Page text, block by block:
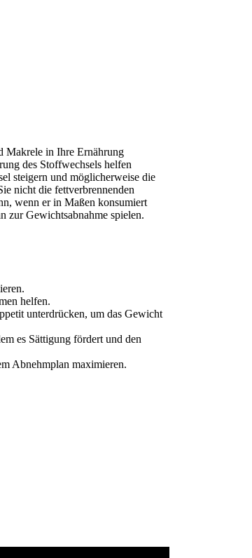
Makrele in Ihre Ernährung
des Stoffwechsels helfen
steigern und möglicherweise die
nicht die fettverbrennenden
wenn er in Maßen konsumiert
zur Gewichtsabnahme spielen.
helfen.
unterdrücken, um das Gewicht
es Sättigung fördert und den
Abnehmplan maximieren.